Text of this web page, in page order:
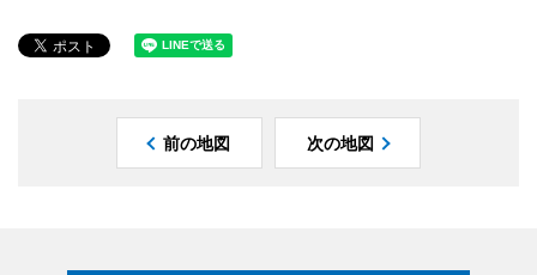
前の地図 次の地図